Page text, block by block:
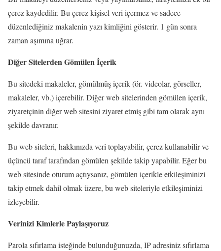
çerez kaydedilir. Bu çerez kişisel veri içermez ve sadece
düzenlediğiniz makalenin yazı kimliğini gösterir. 1 gün sonra
zaman aşımına uğrar.
Diğer Sitelerden Gömülen İçerik
Bu sitedeki makaleler, gömülmüş içerik (ör. videolar, görseller,
makaleler, vb.) içerebilir. Diğer web sitelerinden gömülen içerik,
ziyaretçinin diğer web sitesini ziyaret etmiş gibi tam olarak aynı
şekilde davranır.
Bu web siteleri, hakkınızda veri toplayabilir, çerez kullanabilir ve
üçüncü taraf tarafından gömülen şekilde takip yapabilir. Eğer bu
web sitesinde oturum açtıysanız, gömülen içerikle etkileşiminizi
takip etmek dahil olmak üzere, bu web siteleriyle etkileşiminizi
izleyebilir.
Verinizi Kimlerle Paylaşıyoruz
Parola sıfırlama isteğinde bulunduğunuzda, IP adresiniz sıfırlama